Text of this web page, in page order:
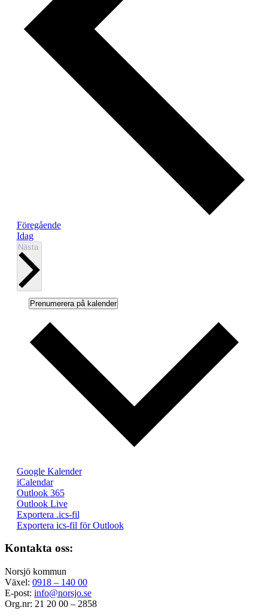
FöregåendeEvenemang
Idag
Nästa
Prenumerera på kalender
Google Kalender
iCalendar
Outlook 365
Outlook Live
Exportera .ics-fil
Exportera ics-fil för Outlook
Kontakta oss:
Norsjö kommun
Växel: 0918 – 140 00
E-post: info@norsjo.se
Org.nr: 21 20 00 – 2858